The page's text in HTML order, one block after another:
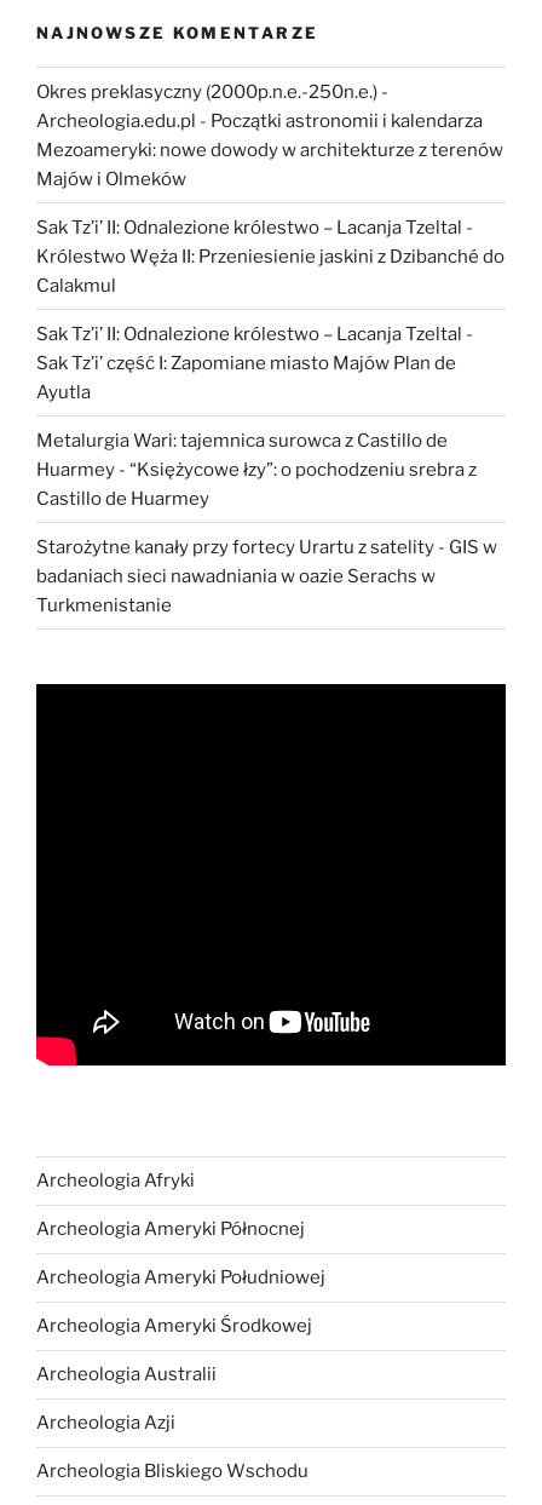
to
robi
w
Dzibilchaltún…”
NAJNOWSZE KOMENTARZE
Okres preklasyczny (2000p.n.e.-250n.e.) -
Archeologia.edu.pl - Początki astronomii i kalendarza
Mezoameryki: nowe dowody w architekturze z terenów
Majów i Olmeków
Sak Tz’i’ II: Odnalezione królestwo – Lacanja Tzeltal -
Królestwo Węża II: Przeniesienie jaskini z Dzibanché do
Calakmul
Sak Tz’i’ II: Odnalezione królestwo – Lacanja Tzeltal -
Sak Tz’i’ część I: Zapomiane miasto Majów Plan de
Ayutla
Metalurgia Wari: tajemnica surowca z Castillo de
Huarmey - “Księżycowe łzy”: o pochodzeniu srebra z
Castillo de Huarmey
Starożytne kanały przy fortecy Urartu z satelity - GIS w
badaniach sieci nawadniania w oazie Serachs w
Turkmenistanie
Archeologia Afryki
Archeologia Ameryki Północnej
Archeologia Ameryki Południowej
Archeologia Ameryki Środkowej
Archeologia Australii
Archeologia Azji
Archeologia Bliskiego Wschodu